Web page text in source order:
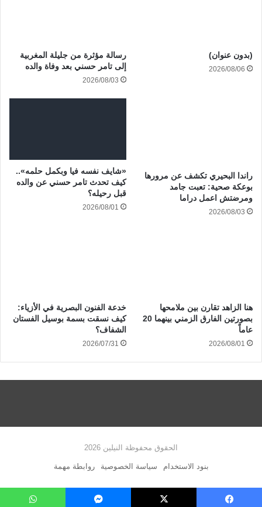
(بدون عنوان)
2026/08/06
رسالة مؤثرة من جليلة المغربية
إلى تامر حسني بعد وفاة والده
2026/08/03
راندا البحيري تكشف عن مرورها
بوعكة صحية: تعبت جامد
ومرضتش اعمل دراما
2026/08/03
«شايف نفسه فيا وبكمل حلمه»..
كيف تحدث تامر حسني عن والده
قبل رحيله؟
2026/08/01
هنا الزاهد تقارن بين ملامحها
بصورتين الفارق الزمني بينهما 20
عاماً
2026/08/01
خدعة الفنون البصرية في الأزياء:
كيف نسقت بسمة بوسيل الفستان
الشفاف؟
2026/07/31
الحقوق محفوظة النيلين 2026
بنود الاستخدام سياسة الخصوصية روابطة مهمة